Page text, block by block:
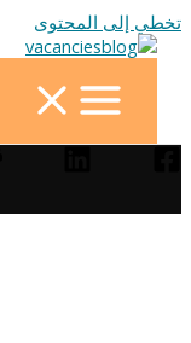
تخطي إلى المحتوى